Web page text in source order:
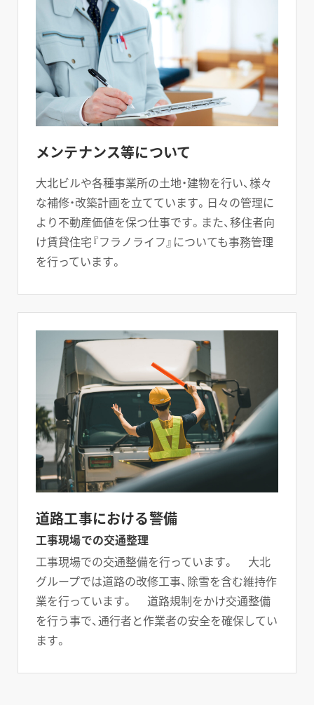
メンテナンス等について
大北ビルや各種事業所の土地・建物を行い、様々
な補修・改築計画を立てています。日々の管理に
より不動産価値を保つ仕事です。また、移住者向
け賃貸住宅『フラノライフ』についても事務管理
を行っています。
道路工事における警備
工事現場での交通整理
工事現場での交通整備を行っています。 大北
グループでは道路の改修工事、除雪を含む維持作
業を行っています。 道路規制をかけ交通整備
を行う事で、通行者と作業者の安全を確保してい
ます。